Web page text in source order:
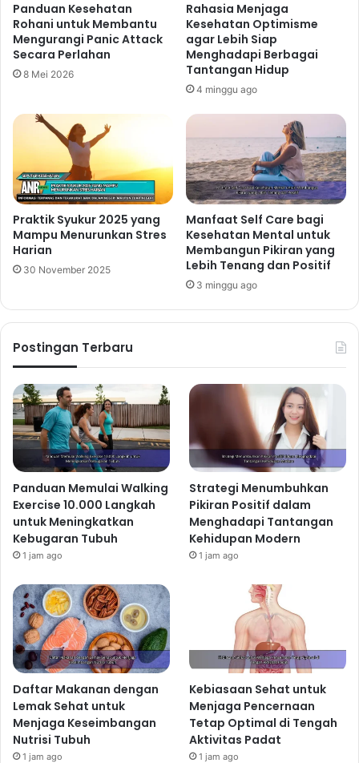
Panduan Kesehatan
Rohani untuk Membantu
Mengurangi Panic Attack
Secara Perlahan
8 Mei 2026
Rahasia Menjaga
Kesehatan Optimisme
agar Lebih Siap
Menghadapi Berbagai
Tantangan Hidup
4 minggu ago
Praktik Syukur 2025 yang
Mampu Menurunkan Stres
Harian
30 November 2025
Manfaat Self Care bagi
Kesehatan Mental untuk
Membangun Pikiran yang
Lebih Tenang dan Positif
3 minggu ago
Postingan Terbaru
Panduan Memulai Walking
Exercise 10.000 Langkah
untuk Meningkatkan
Kebugaran Tubuh
1 jam ago
Strategi Menumbuhkan
Pikiran Positif dalam
Menghadapi Tantangan
Kehidupan Modern
1 jam ago
Daftar Makanan dengan
Lemak Sehat untuk
Menjaga Keseimbangan
Nutrisi Tubuh
1 jam ago
Kebiasaan Sehat untuk
Menjaga Pencernaan
Tetap Optimal di Tengah
Aktivitas Padat
1 jam ago